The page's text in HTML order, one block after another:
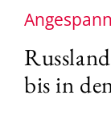
bis in